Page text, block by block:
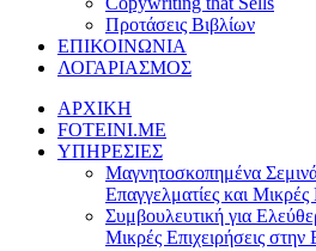
Προτάσεις Βιβλίων
ΕΠΙΚΟΙΝΩΝΙΑ
ΛΟΓΑΡΙΑΣΜΟΣ
ΑΡΧΙΚΗ
FOTEINI.ME
ΥΠΗΡΕΣΙΕΣ
Μαγνητοσκοπημένα
Επαγγελματίες και
Συμβουλευτική για
Μικρές Επιχειρήσεις στην